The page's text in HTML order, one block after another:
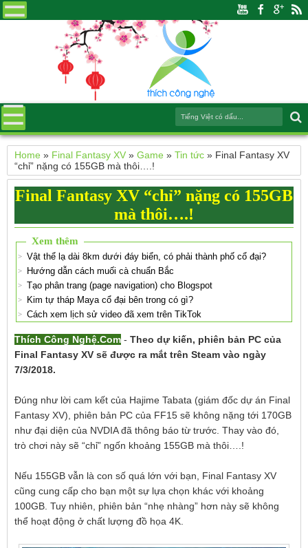
Home » Final Fantasy XV »Game »Tin tức » Final Fantasy XV
“chỉ” nặng có 155GB mà thôi….!
Final Fantasy XV “chỉ” nặng có 155GB
mà thôi….!
Xem thêm
Vật thể lạ dài 8km dưới đáy biển, có phải thành phố cổ đại?
Hướng dẫn cách muối cà chuẩn Bắc
Tạo phân trang (page navigation) cho Blogspot
Kim tự tháp Maya cổ đại bên trong có gì?
Cách xem lịch sử video đã xem trên TikTok
Thích Công Nghệ.Com -Theo dự kiến, phiên bản PC của
Final Fantasy XV sẽ được ra mắt trên Steam vào ngày
7/3/2018.
Đúng như lời cam kết của Hajime Tabata (giám đốc dự án Final
Fantasy XV), phiên bản PC của FF15 sẽ không nặng tới 170GB
như đại diện của NVDIA đã thông báo từ trước. Thay vào đó,
trò chơi này sẽ “chỉ” ngốn khoảng 155GB mà thôi….!
Nếu 155GB vẫn là con số quá lớn với bạn, Final Fantasy XV
cũng cung cấp cho bạn một sự lựa chọn khác với khoảng
100GB. Tuy nhiên, phiên bản “nhẹ nhàng” hơn này sẽ không
thể hoạt động ở chất lượng đồ họa 4K.